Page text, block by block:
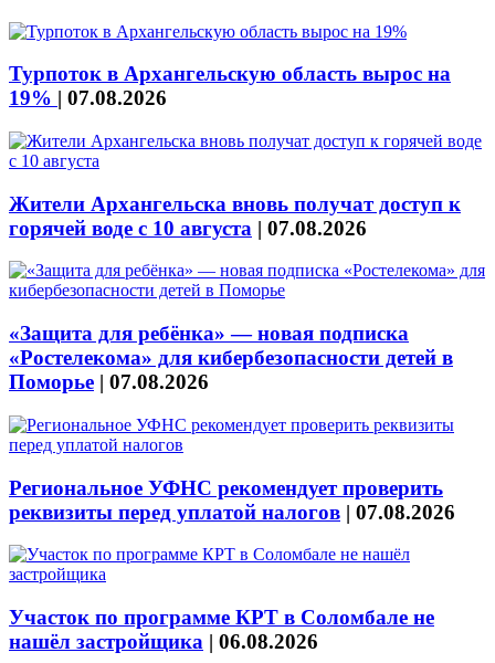
Турпоток в Архангельскую область вырос на
19% | 07.08.2026
Жители Архангельска вновь получат доступ к
горячей воде с 10 августа | 07.08.2026
«Защита для ребёнка» — новая подписка
«Ростелекома» для кибербезопасности детей в
Поморье | 07.08.2026
Региональное УФНС рекомендует проверить
реквизиты перед уплатой налогов | 07.08.2026
Участок по программе КРТ в Соломбале не
нашёл застройщика | 06.08.2026